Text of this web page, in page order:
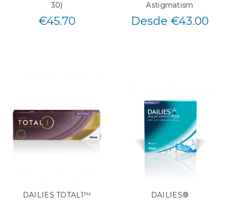
30)
€45.70
Astigmatism
Desde €43.00
DAILIES TOTAL1™
DAILIES®